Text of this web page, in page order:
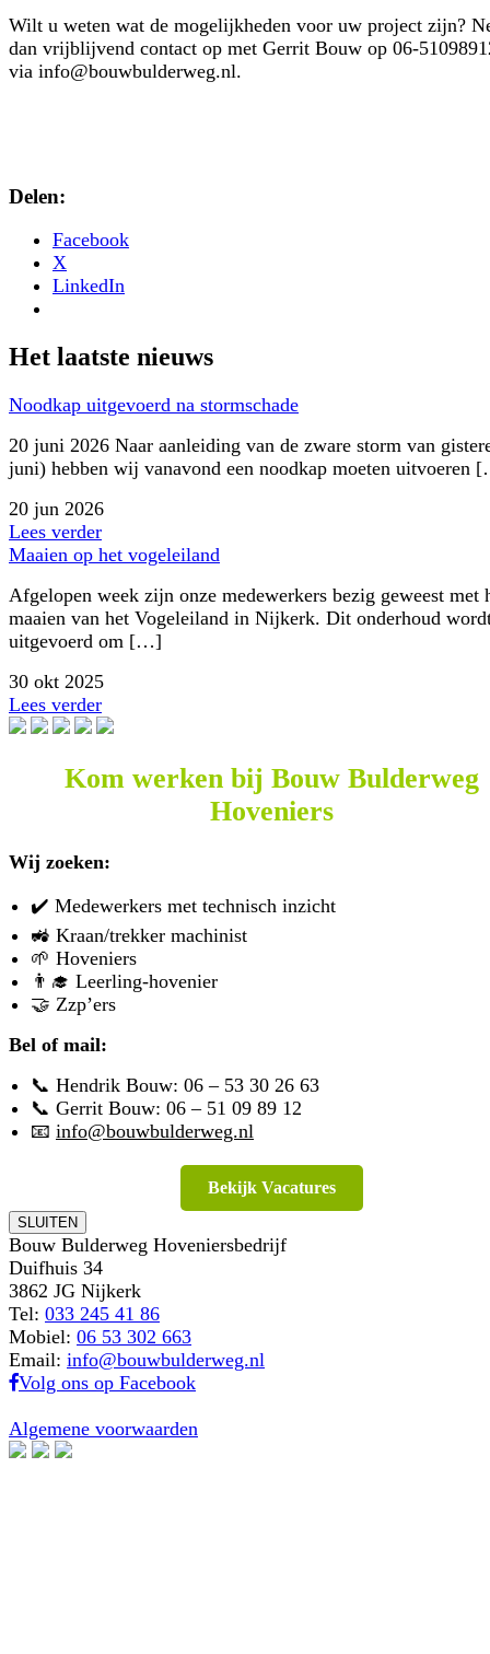
Wilt u weten wat de mogelijkheden voor uw project zijn?
dan vrijblijvend contact op met Gerrit Bouw op 06-
via info@bouwbulderweg.nl.
Delen:
Facebook
X
LinkedIn
Het laatste nieuws
Noodkap uitgevoerd na stormschade
20 juni 2026 Naar aanleiding van de zware storm van
juni) hebben wij vanavond een noodkap moeten uitvoeren
20 jun 2026
Lees verder
Maaien op het vogeleiland
Afgelopen week zijn onze medewerkers bezig geweest met
maaien van het Vogeleiland in Nijkerk. Dit onderhoud
uitgevoerd om […]
30 okt 2025
Lees verder
Kom werken bij Bouw Bulderweg
Hoveniers
Wij zoeken:
✔️ Medewerkers met technisch inzicht
🚜 Kraan/trekker machinist
🌱 Hoveniers
👨‍🎓 Leerling-hovenier
🤝 Zzp’ers
Bel of mail:
📞 Hendrik Bouw: 06 – 53 30 26 63
📞 Gerrit Bouw: 06 – 51 09 89 12
📧 info@bouwbulderweg.nl
Bekijk Vacatures
SLUITEN
Bouw Bulderweg Hoveniersbedrijf
Duifhuis 34
3862 JG Nijkerk
Tel: 033 245 41 86
Mobiel: 06 53 302 663
Email: info@bouwbulderweg.nl
Volg ons op Facebook
Algemene voorwaarden